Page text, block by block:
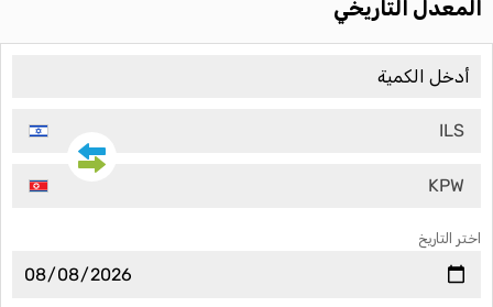
المعدل التاريخي
ILS
KPW
اختر التاريخ